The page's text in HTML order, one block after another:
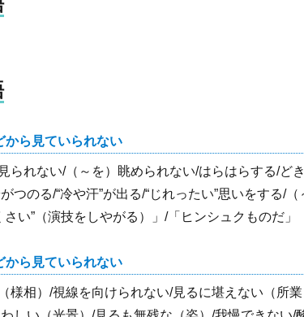
から見ていられない
られない/（～を）眺められない/はらはらする/ど
つのる/“冷や汗”が出る/“じれったい”思いをする/
さい”（演技をしやがる）」/「ヒンシュクものだ」
から見ていられない
様相）/視線を向けられない/見るに堪えない（所